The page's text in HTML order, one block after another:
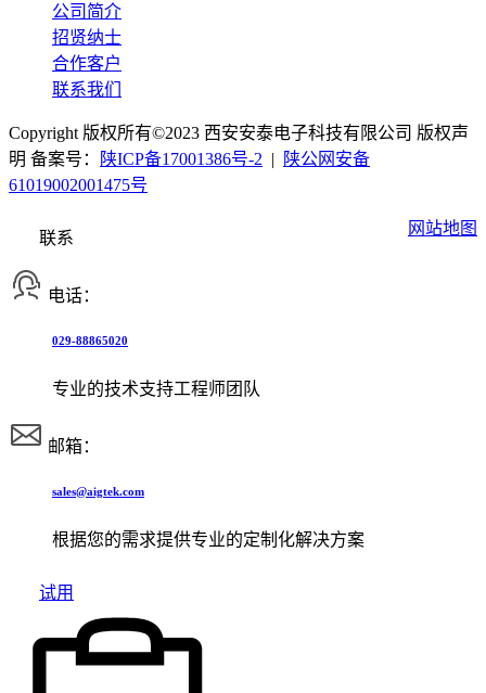
公司简介
招贤纳士
合作客户
联系我们
Copyright 版权所有©2023 西安安泰电子科技有限公司 版权声
明 备案号：
陕ICP备17001386号-2 |
陕公网安备
61019002001475号
网站地图
联系
电话：
029-88865020
专业的技术支持工程师团队
邮箱：
sales@aigtek.com
根据您的需求提供专业的定制化解决方案
试用